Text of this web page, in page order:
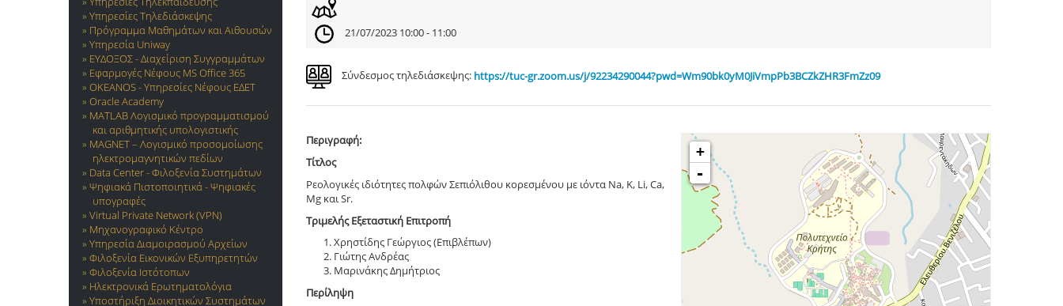
Υπηρεσίες Τηλεδιάσκεψης
Πρόγραμμα Μαθημάτων και Αιθουσών
Υπηρεσία Uniway
ΕΥΔΟΞΟΣ - Διαχείριση Συγγραμμάτων
Εφαρμογές Νέφους MS Office 365
OKEANOS - Υπηρεσίες Νέφους ΕΔΕΤ
Oracle Academy
MATLAB Λογισμικό προγραμματισμού
και αριθμητικής υπολογιστικής
MAGNET – Λογισμικό προσομοίωσης
ηλεκτρομαγνητικών πεδίων
Data Center - Φιλοξενία Συστημάτων
Ψηφιακά Πιστοποιητικά - Ψηφιακές
υπογραφές
Virtual Private Network (VPN)
Μηχανογραφικό Κέντρο
Υπηρεσία Διαμοιρασμού Αρχείων
Φιλοξενία Εικονικών Εξυπηρετητών
Φιλοξενία Ιστότοπων
Ηλεκτρονικά Ερωτηματολόγια
Υποστήριξη Διοικητικών Συστημάτων
21/07/2023 10:00 - 11:00
Σύνδεσμος τηλεδιάσκεψης: https://tuc-gr.zoom.us/j/92234290044?pwd=Wm90bk0yM0JiVmpPb3BCZkZHR3FmZz09
+
-
Περιγραφή:
Τίτλος
Ρεολογικές ιδιότητες πολφών Σεπιόλιθου κορεσμένου με ιόντα Na, K, Li, Ca,
Mg και Sr.
Τριμελής Εξεταστική Επιτροπή
Χρηστίδης Γεώργιος (Επιβλέπων)
Γιώτης Ανδρέας
Μαρινάκης Δημήτριος
Περίληψη